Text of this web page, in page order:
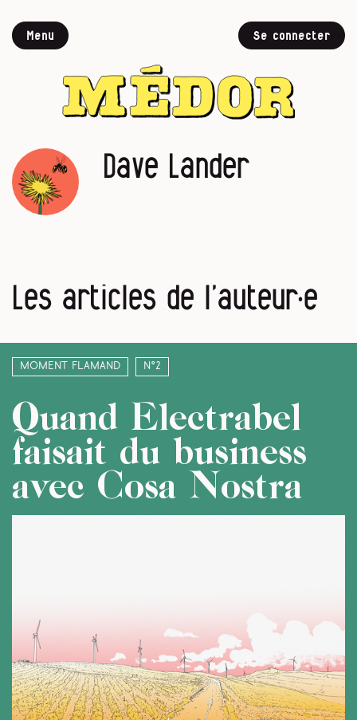
Menu Se connecter
Dave Lander
Les articles de l’auteur·e
Moment Flamand N°2
Quand Electrabel
faisait du business
avec Cosa Nostra